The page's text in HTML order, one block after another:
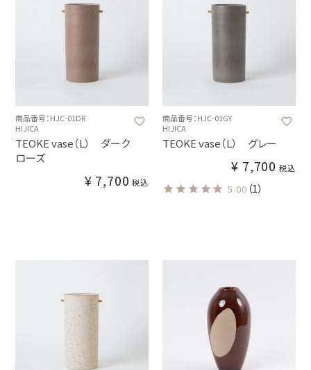
商品番号：HJC-01DR
HIJICA
TEOKE vase（L） ダーク
ローズ
¥ 7,700 税込
商品番号：HJC-01GY
HIJICA
TEOKE vase（L） グレー
¥ 7,700 税込
5.00 （1）